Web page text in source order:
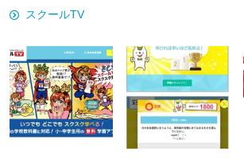
スクールTV